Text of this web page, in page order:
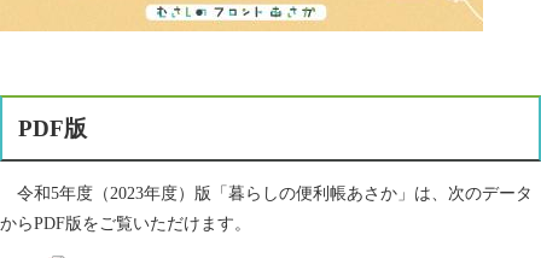
PDF版
令和5年度（2023年度）版「暮らしの便利帳あさか」は、次のデータ
からPDF版をご覧いただけます。